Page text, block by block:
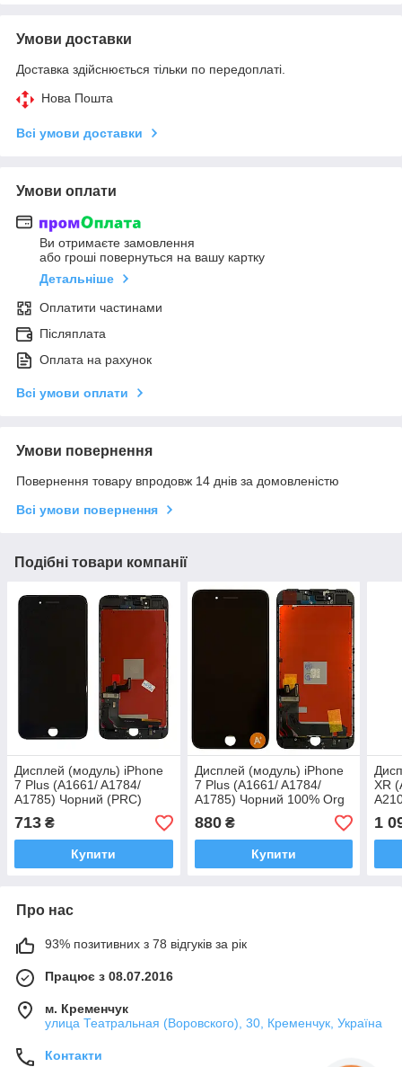
Умови доставки
Доставка здійснюється тільки по передоплаті.
Нова Пошта
Всі умови доставки
Умови оплати
Ви отримаєте замовлення
або гроші повернуться на вашу картку
Детальніше
Оплатити частинами
Післяплата
Оплата на рахунок
Всі умови оплати
Умови повернення
Повернення товару впродовж 14 днів за домовленістю
Всі умови повернення
Подібні товари компанії
Дисплей (модуль) iPhone
7 Plus (A1661/ A1784/
A1785) Чорний (PRC)
713 ₴
Купити
Дисплей (модуль) iPhone
7 Plus (A1661/ A1784/
A1785) Чорний 100% Org
880₴
Купити
XR
1
Про нас
93% позитивних з 78 відгуків за рік
Працює з 08.07.2016
м. Кременчук
улица Театральная (Воровского), 30, Кременчук, Україна
Контакти